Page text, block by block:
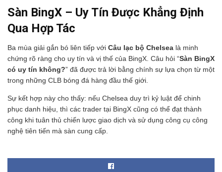
Sàn BingX – Uy Tín Được Khẳng Định
Qua Hợp Tác
Ba mùa giải gắn bó liên tiếp với Câu lạc bộ Chelsea là minh
chứng rõ ràng cho uy tín và vị thế của BingX. Câu hỏi “Sàn BingX
có uy tín không?” đã được trả lời bằng chính sự lựa chọn từ một
trong những CLB bóng đá hàng đầu thế giới.
Sự kết hợp này cho thấy: nếu Chelsea duy trì kỷ luật để chinh
phục danh hiệu, thì các trader tại BingX cũng có thể đạt thành
công khi tuân thủ chiến lược giao dịch và sử dụng công cụ công
nghệ tiên tiến mà sàn cung cấp.